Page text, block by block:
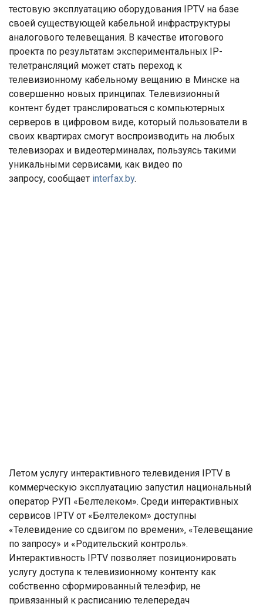
тестовую эксплуатацию оборудования IPTV на базе
своей существующей кабельной инфраструктуры
аналогового телевещания. В качестве итогового
проекта по результатам экспериментальных IP-
телетрансляций может стать переход к
телевизионному кабельному вещанию в Минске на
совершенно новых принципах. Телевизионный
контент будет транслироваться с компьютерных
серверов в цифровом виде, который пользователи в
своих квартирах смогут воспроизводить на любых
телевизорах и видеотерминалах, пользуясь такими
уникальными сервисами, как видео по
запросу, сообщает interfax.by.
Летом услугу интерактивного телевидения IPTV в
коммерческую эксплуатацию запустил национальный
оператор РУП «Белтелеком». Среди интерактивных
сервисов IPTV от «Белтелеком» доступны
«Телевидение со сдвигом по времени», «Телевещание
по запросу» и «Родительский контроль».
Интерактивность IPTV позволяет позиционировать
услугу доступа к телевизионному контенту как
собственно сформированный телеэфир, не
привязанный к расписанию телепередач